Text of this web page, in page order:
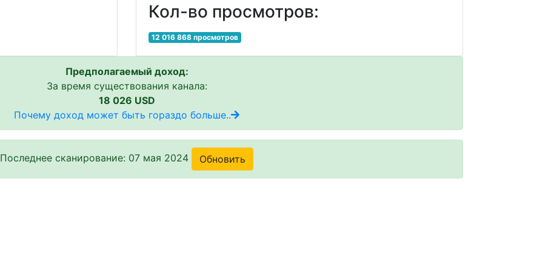
Кол-во просмотров:
12 016 868 просмотров
Предполагаемый доход:
За время существования канала:
18 026 USD
Почему доход может быть гораздо больше..
Последнее сканирование: 07 мая 2024 Обновить